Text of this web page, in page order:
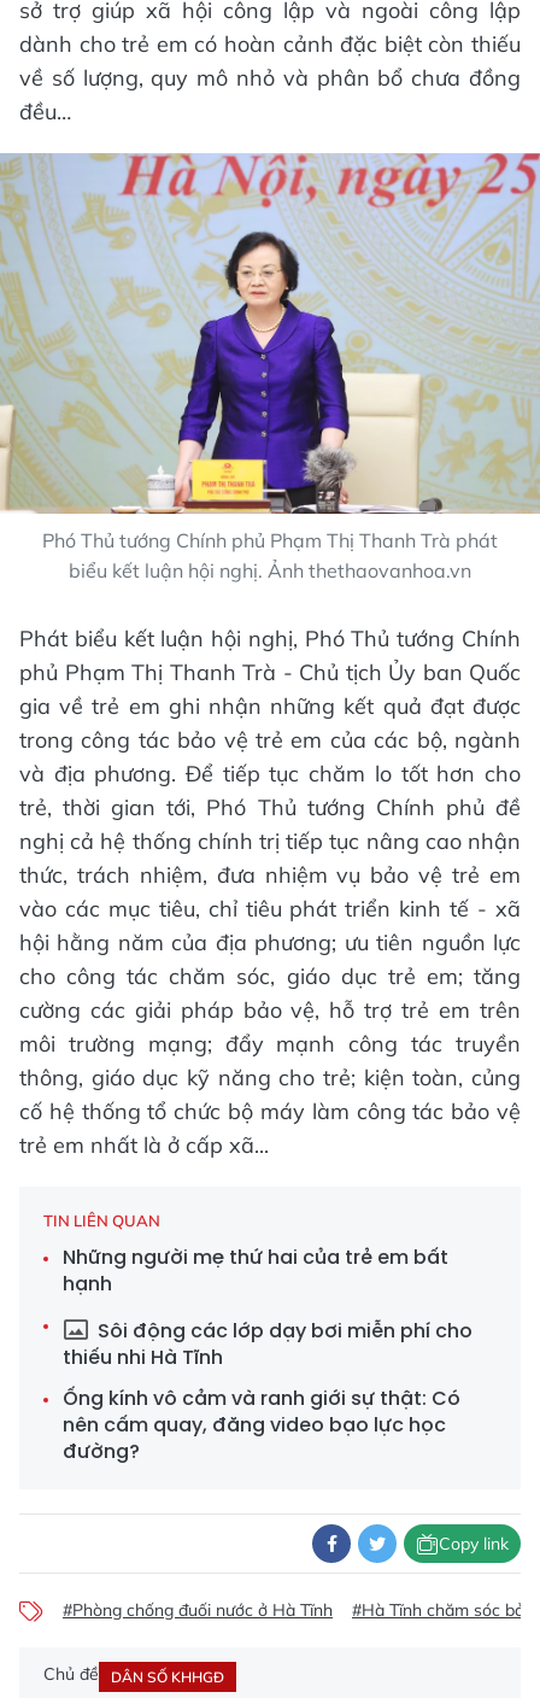
sở trợ giúp xã hội công lập và ngoài công lập
dành cho trẻ em có hoàn cảnh đặc biệt còn thiếu
về số lượng, quy mô nhỏ và phân bổ chưa đồng
đều…
Phó Thủ tướng Chính phủ Phạm Thị Thanh Trà phát
biểu kết luận hội nghị. Ảnh thethaovanhoa.vn
Phát biểu kết luận hội nghị, Phó Thủ tướng Chính
phủ Phạm Thị Thanh Trà - Chủ tịch Ủy ban Quốc
gia về trẻ em ghi nhận những kết quả đạt được
trong công tác bảo vệ trẻ em của các bộ, ngành
và địa phương. Để tiếp tục chăm lo tốt hơn cho
trẻ, thời gian tới, Phó Thủ tướng Chính phủ đề
nghị cả hệ thống chính trị tiếp tục nâng cao nhận
thức, trách nhiệm, đưa nhiệm vụ bảo vệ trẻ em
vào các mục tiêu, chỉ tiêu phát triển kinh tế - xã
hội hằng năm của địa phương; ưu tiên nguồn lực
cho công tác chăm sóc, giáo dục trẻ em; tăng
cường các giải pháp bảo vệ, hỗ trợ trẻ em trên
môi trường mạng; đẩy mạnh công tác truyền
thông, giáo dục kỹ năng cho trẻ; kiện toàn, củng
cố hệ thống tổ chức bộ máy làm công tác bảo vệ
trẻ em nhất là ở cấp xã...
TIN LIÊN QUAN
Những người mẹ thứ hai của trẻ em bất
hạnh
Sôi động các lớp dạy bơi miễn phí cho
thiếu nhi Hà Tĩnh
Ống kính vô cảm và ranh giới sự thật: Có
nên cấm quay, đăng video bạo lực học
đường?
Copy link
#Phòng chống đuối nước ở Hà Tĩnh #Hà Tĩnh chăm sóc
Chủ đề DÂN SỐ KHHGĐ